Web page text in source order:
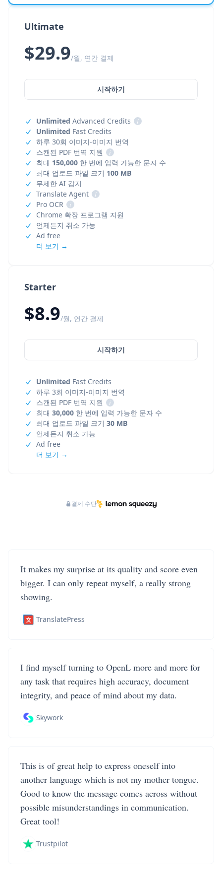
Starter
$8.9/월, 연간 결제
시작하기
Unlimited Fast Credits
하루 3회 이미지-이미지 번역
스캔된 PDF 번역 지원
i
최대 30,000 한 번에 입력 가능한 문자 수
최대 업로드 파일 크기 30 MB
언제든지 취소 가능
Ad free
더 보기 →
Ultimate
$29.9/월, 연간 결제
시작하기
Unlimited Advanced Credits
i
Unlimited Fast Credits
하루 30회 이미지-이미지 번역
스캔된 PDF 번역 지원
i
최대 150,000 한 번에 입력 가능한 문자 수
최대 업로드 파일 크기 100 MB
무제한 AI 감지
Translate Agent
i
Pro OCR
i
Chrome 확장 프로그램 지원
언제든지 취소 가능
Ad free
더 보기 →
결제 수단
It makes my surprise at its quality and score even
bigger. I can only repeat myself, a really strong
showing.
TranslatePress
I find myself turning to OpenL more and more for
any task that requires high accuracy, document
integrity, and peace of mind about my data.
Skywork
This is of great help to express oneself into
another language which is not my mother tongue.
Good to know the message comes across without
possible misunderstandings in communication.
Great tool!
Trustpilot